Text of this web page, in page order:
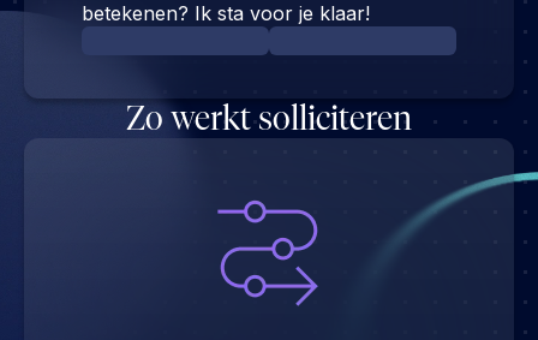
betekenen? Ik sta voor je klaar!
Zo werkt solliciteren